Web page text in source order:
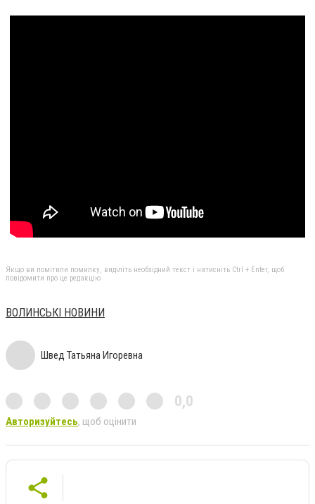
Якщо ви помітили помилку, виділіть необхідний текст і натисніть Ctrl + Enter, щоб
повідомити про це редакцію
ВОЛИНСЬКІ НОВИНИ
Швед Татьяна Игоревна
0,0
Авторизуйтесь, щоб оцінити